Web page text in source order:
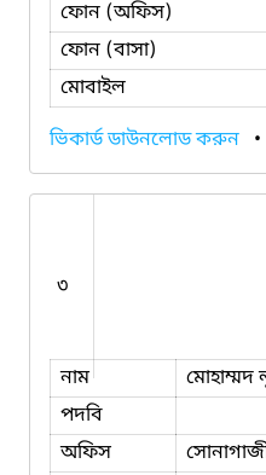
ফোন (অফিস)
ফোন (বাসা)
মোবাইল
ভিকার্ড ডাউনলোড করুন •
৩
নাম
পদবি
অফিস